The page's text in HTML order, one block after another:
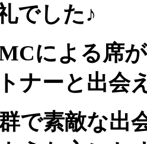
でした♪
による席
ナーと出会
で素敵な出